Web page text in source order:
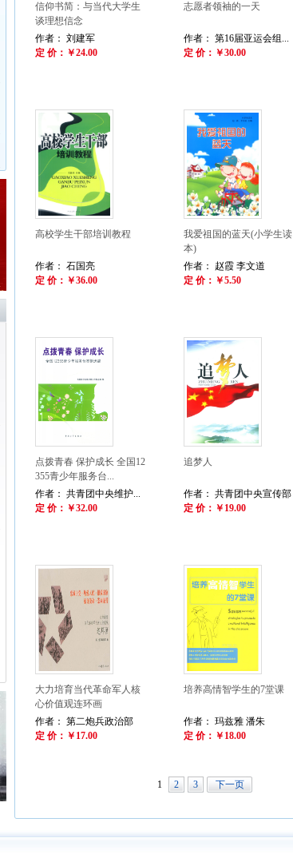
信仰书简：与当代大学生
谈理想信念
作者： 刘建军
定 价：￥24.00
志愿者领袖的一天
作者： 第16届亚运会组...
定 价：￥30.00
高校学生干部培训教程
作者： 石国亮
定 价：￥36.00
我爱祖国的蓝天(小学生读
本)
作者： 赵霞 李文道
定 价：￥5.50
点拨青春 保护成长 全国12
355青少年服务台...
作者： 共青团中央维护...
定 价：￥32.00
追梦人
作者： 共青团中央宣传部
定 价：￥19.00
大力培育当代革命军人核
心价值观连环画
作者： 第二炮兵政治部
定 价：￥17.00
培养高情智学生的7堂课
作者： 玛兹雅 潘朱
定 价：￥18.00
1 2 3 下一页